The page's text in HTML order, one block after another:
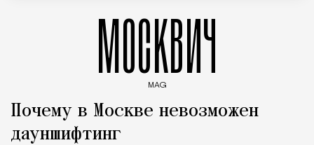
МОСКВИЧ
MAG
Почему в Москве невозможен
дауншифтинг